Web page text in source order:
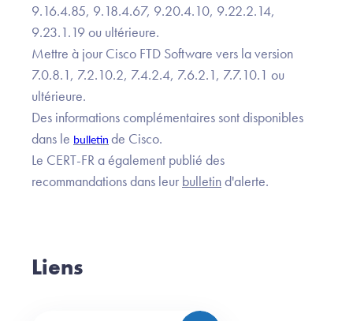
9.16.4.85, 9.18.4.67, 9.20.4.10, 9.22.2.14,
9.23.1.19 ou ultérieure.
Mettre à jour Cisco FTD Software vers la version
7.0.8.1, 7.2.10.2, 7.4.2.4, 7.6.2.1, 7.7.10.1 ou
ultérieure.
Des informations complémentaires sont disponibles
dans le bulletin de Cisco.
Le CERT-FR a également publié des
recommandations dans leur bulletind'alerte.
Liens